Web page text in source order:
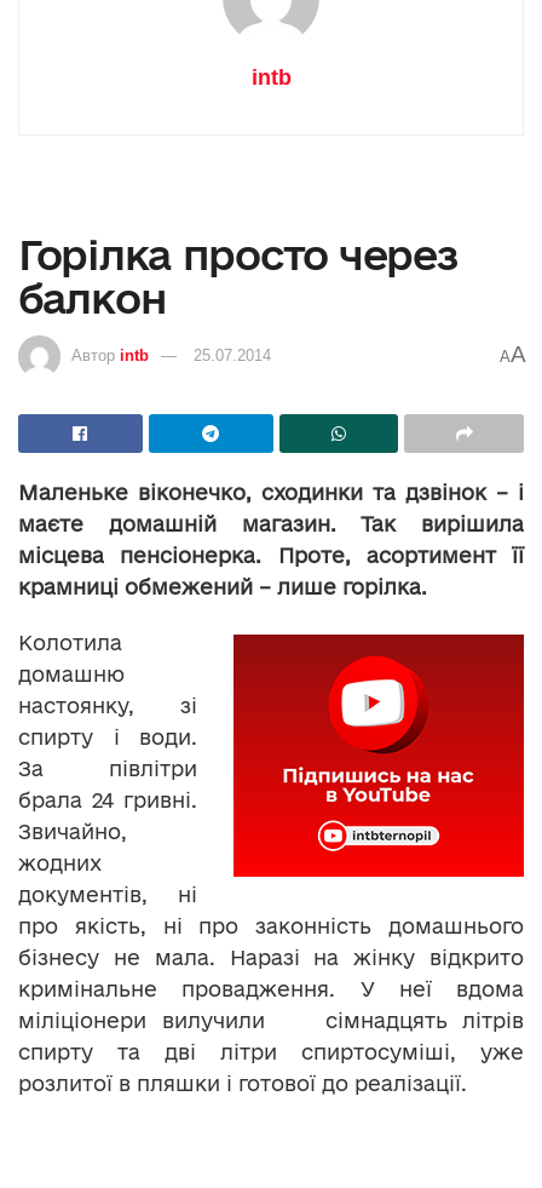
intb
Горілка просто через
балкон
Автор intb 25.07.2014 AA
Маленьке віконечко, сходинки та дзвінок – і
маєте домашній магазин. Так вирішила
місцева пенсіонерка. Проте, асортимент її
крамниці обмежений – лише горілка.
Колотила
домашню
настоянку, зі
спирту і води.
За півлітри
брала 24 гривні.
Звичайно,
жодних
документів, ні
про якість, ні про законність домашнього
бізнесу не мала. Наразі на жінку відкрито
кримінальне провадження. У неї вдома
міліціонери вилучили сімнадцять літрів
спирту та дві літри спиртосуміші, уже
розлитої в пляшки і готової до реалізації.